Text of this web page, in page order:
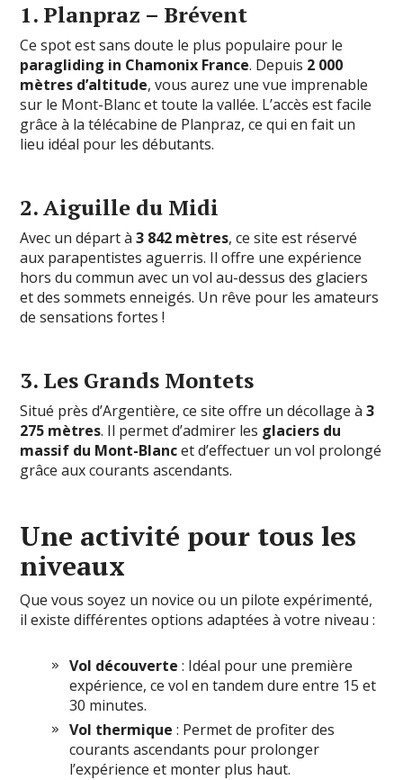
1. Planpraz – Brévent
Ce spot est sans doute le plus populaire pour le
paragliding in Chamonix France. Depuis 2 000
mètres d’altitude, vous aurez une vue imprenable
sur le Mont-Blanc et toute la vallée. L’accès est facile
grâce à la télécabine de Planpraz, ce qui en fait un
lieu idéal pour les débutants.
2.Aiguille du Midi
Avec un départ à3 842 mètres, ce site est réservé
aux parapentistes aguerris. Il offre une expérience
hors du commun avec un vol au-dessus des glaciers
et des sommets enneigés. Un rêve pour les amateurs
de sensations fortes !
3. Les Grands Montets
Situé près d’Argentière, ce site offre un décollage à3
275 mètres. Il permet d’admirer les glaciers du
massif du Mont-Blancet d’effectuer un vol prolongé
grâce aux courants ascendants.
Une activité pour tous les
niveaux
Que vous soyez un novice ou un pilote expérimenté,
il existe différentes options adaptées à votre niveau :
Vol découverte : Idéal pour une première
expérience, ce vol en tandem dure entre 15 et
30 minutes.
Vol thermique : Permet de profiter des
courants ascendants pour prolonger
l’expérience et monter plus haut.